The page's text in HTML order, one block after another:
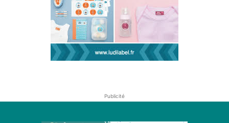
Publicité